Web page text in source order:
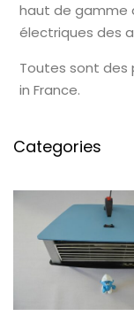
haut de gamme
électriques des
Toutes sont des
in France.
Categories